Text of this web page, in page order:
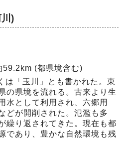
)
59.2km (都県境含む)
は「玉川」とも書かれた。東
の県境を流れる。古来より生
水として利用され、六郷用
どが開削された。氾濫も多
繰り返されてきた。現在も都
であり、豊かな自然環境も残